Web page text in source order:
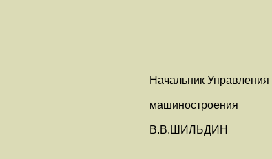
Начальник Управления
машиностроения
В.В.ШИЛЬДИН